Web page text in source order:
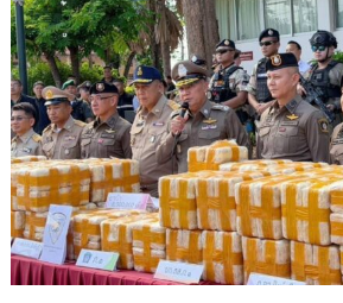
o
o
k
Li
n
k